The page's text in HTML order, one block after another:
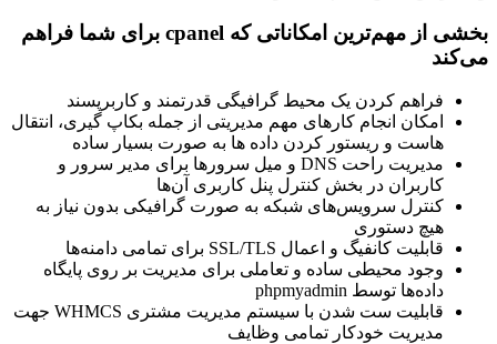
بخشی از مهم‌ترین امکاناتی که cpanel برای شما فراهم
می‌کند
فراهم کردن یک محیط گرافیگی قدرتمند و کاربرپسند
امکان انجام کارهای مهم مدیریتی از جمله بکاپ گیری، انتقال
هاست و ریستور کردن داده ها به صورت بسیار ساده
مدیریت راحت DNS و میل سرورها برای مدیر سرور و
کاربران در بخش کنترل پنل کاربری آن‌ها
کنترل سرویس‌های شبکه به صورت گرافیکی بدون نیاز به
هیچ دستوری
قابلیت کانفیگ و اعمال SSL/TLS برای تمامی دامنه‌ها
وجود محیطی ساده و تعاملی برای مدیریت بر روی پایگاه
داده‌ها توسط phpmyadmin
قابلیت ست شدن با سیستم مدیریت مشتری WHMCS جهت
مدیریت خودکار تمامی وظایف